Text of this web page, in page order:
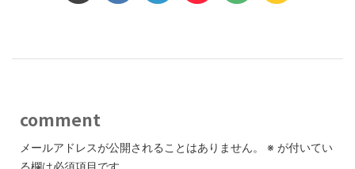
comment
メールアドレスが公開されることはありません。 ※ が付いてい
る欄は必須項目です